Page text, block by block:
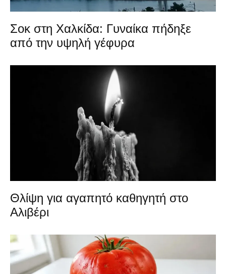
Σοκ στη Χαλκίδα: Γυναίκα πήδηξε
από την υψηλή γέφυρα
Θλίψη για αγαπητό καθηγητή στο
Αλιβέρι